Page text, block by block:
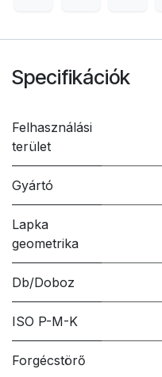
Specifikációk
Felhasználási
terület
Gyártó
Lapka
geometrika
Db/Doboz
ISO P-M-K
Forgécstörő